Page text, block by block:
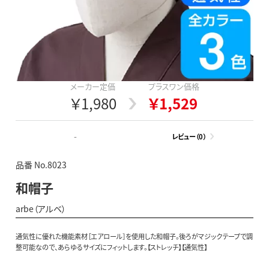
メーカー定価
￥1,980
プラスワン価格
￥1,529
- レビュー（0）
品番 No.8023
和帽子
arbe（アルベ）
通気性に優れた機能素材［エアロール］を使用した和帽子。後ろがマジックテープで調
整可能なので、あらゆるサイズにフィットします。【ストレッチ】【通気性】